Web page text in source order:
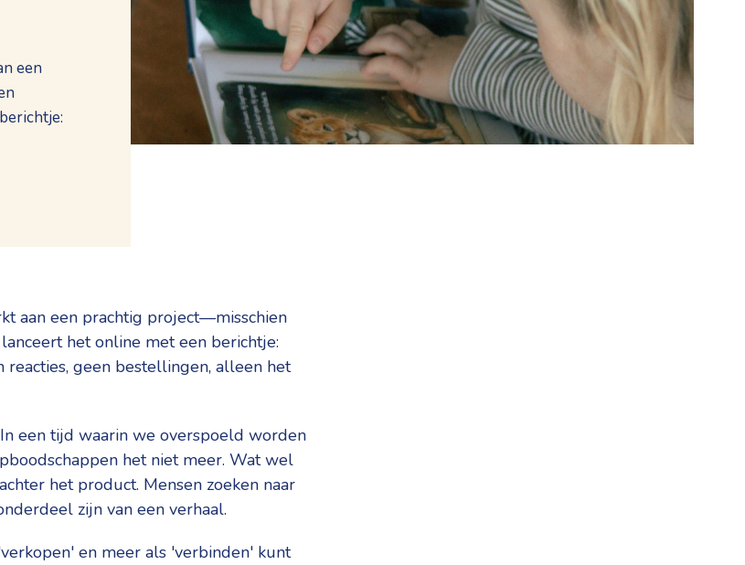
een
aan een prachtig project—misschien
het online met een berichtje:
reacties, geen bestellingen, alleen het
een tijd waarin we overspoeld worden
het niet meer. Wat wel
het product. Mensen zoeken naar
zijn van een verhaal.
en meer als 'verbinden' kunt